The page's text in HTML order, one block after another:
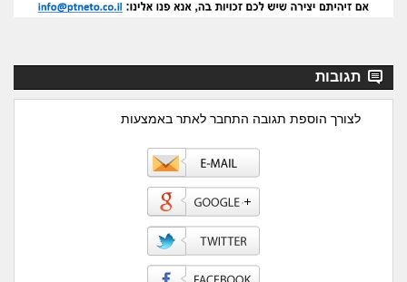
תגובות
לצורך הוספת תגובה התחבר לאתר באמצעות